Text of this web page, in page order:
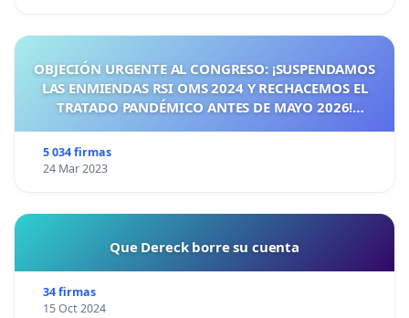
OBJECIÓN URGENTE AL CONGRESO: ¡SUSPENDAMOS
LAS ENMIENDAS RSI OMS 2024 Y RECHACEMOS EL
TRATADO PANDÉMICO ANTES DE MAYO 2026!
5 034 firmas
24 Mar 2023
Que Dereck borre su cuenta
34 firmas
15 Oct 2024